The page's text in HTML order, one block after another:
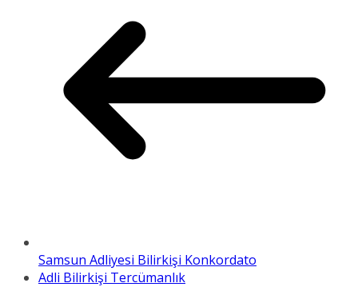
Samsun Adliyesi Bilirkişi Konkordato
Adli Bilirkişi Tercümanlık